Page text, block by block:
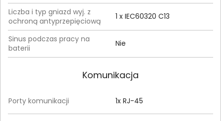
Liczba i typ gniazd wyj. z
ochroną antyprzepięciową
1 x IEC60320 C13
Sinus podczas pracy na
baterii
Nie
Komunikacja
Porty komunikacji 1x RJ-45